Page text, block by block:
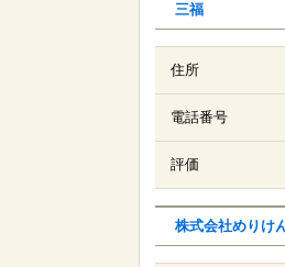
三福
住所
電話番号
評価
株式会社めりけ